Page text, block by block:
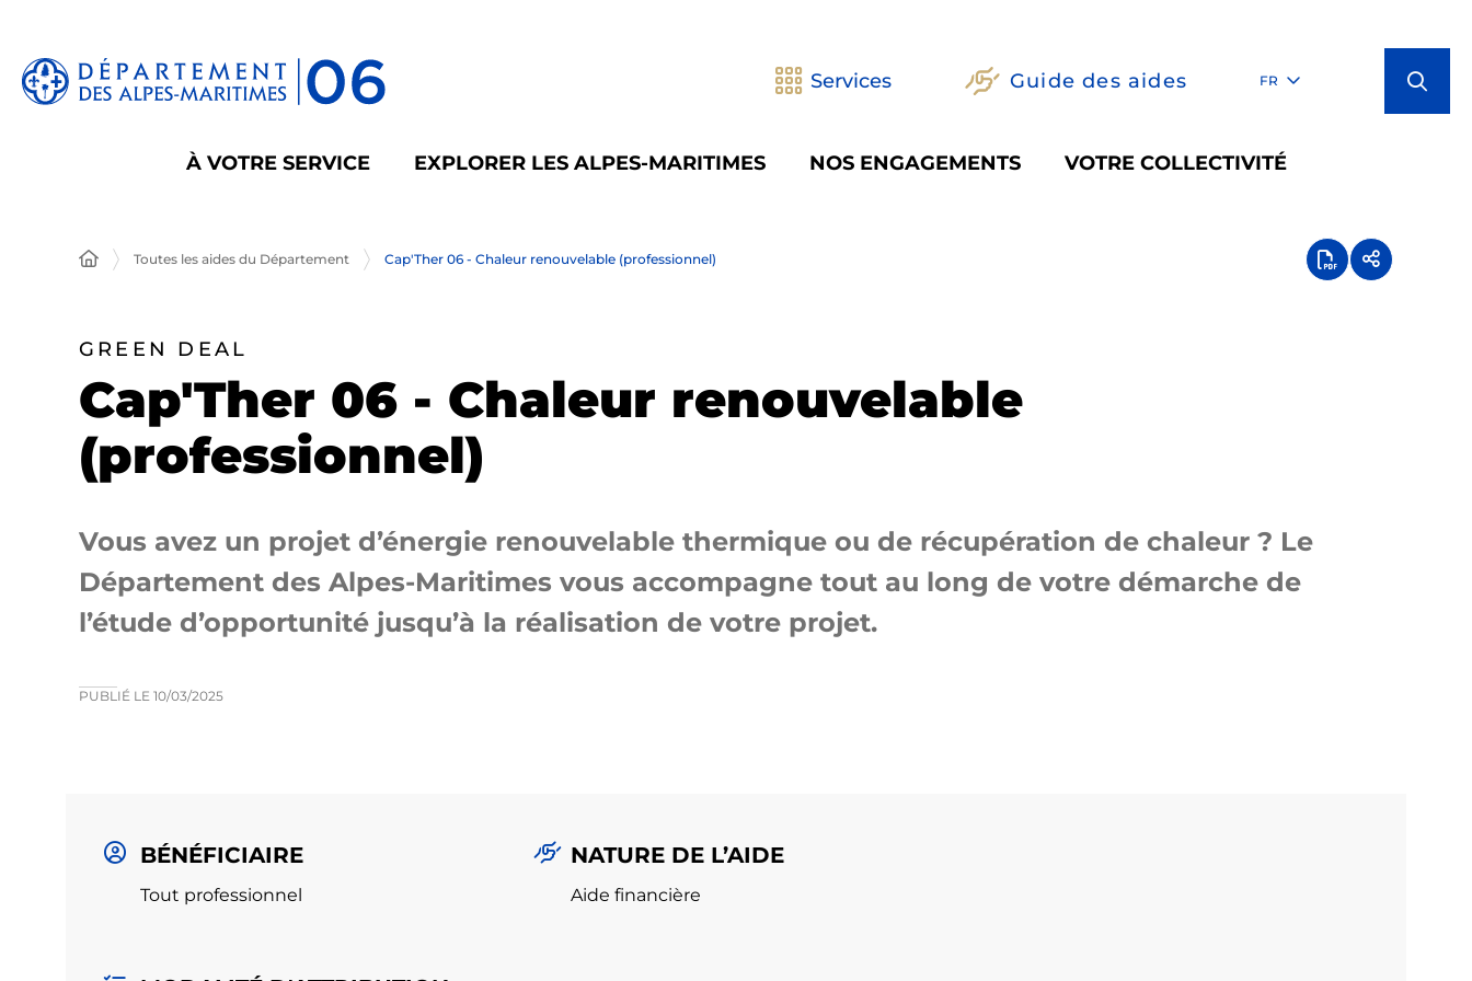
Services Guide des aides FR
À VOTRE SERVICE EXPLORER LES ALPES-MARITIMES NOS ENGAGEMENTS VOTRE COLLECTIVITÉ
Toutes les aides du Département Cap'Ther 06 - Chaleur renouvelable (professionnel)
GREEN DEAL
Cap'Ther 06 - Chaleur renouvelable
(professionnel)
Vous avez un projet d’énergie renouvelable thermique ou de récupération de chaleur ? Le
Département des Alpes-Maritimes vous accompagne tout au long de votre démarche de
l’étude d’opportunité jusqu’à la réalisation de votre projet.
PUBLIÉ LE 10/03/2025
BÉNÉFICIAIRE
Tout professionnel
NATURE DE L’AIDE
Aide financière